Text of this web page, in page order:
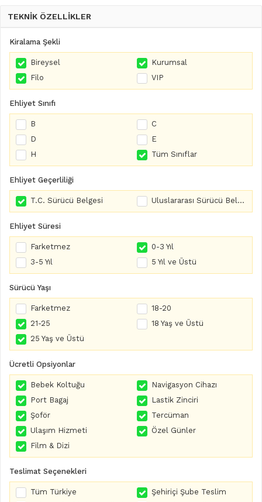
TEKNİK ÖZELLİKLER
Kiralama Şekli
Bireysel
Kurumsal
Filo
VIP
Ehliyet Sınıfı
B
C
D
E
H
Tüm Sınıflar
Ehliyet Geçerliliği
T.C. Sürücü Belgesi Uluslararası Sürücü Belgesi
Ehliyet Süresi
Farketmez
0-3 Yıl
3-5 Yıl
5 Yıl ve Üstü
Sürücü Yaşı
Farketmez
18-20
21-25
18 Yaş ve Üstü
25 Yaş ve Üstü
Ücretli Opsiyonlar
Bebek Koltuğu
Navigasyon Cihazı
Port Bagaj
Lastik Zinciri
Şoför
Tercüman
Ulaşım Hizmeti
Özel Günler
Film & Dizi
Teslimat Seçenekleri
Tüm Türkiye
Şehiriçi Şube Teslim